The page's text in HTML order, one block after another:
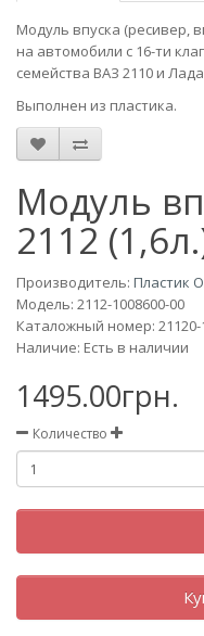
Модуль впуска (ресивер,
на автомобили с 16-ти
семейства ВАЗ 2110 и
Выполнен из пластика.
Модуль
2112
Производитель: Пластик
Модель: 2112-1008600-00
Каталожный номер: 21120-
Наличие: Есть в наличии
1495.00грн.
Количество